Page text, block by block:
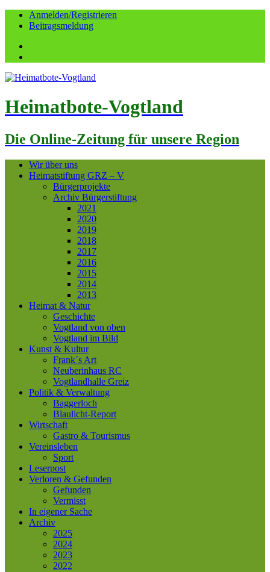
Anmelden/Registrieren
Beitragsmeldung
Heimatbote-Vogtland
Die Online-Zeitung für unsere Region
Wir über uns
Heimatstiftung GRZ – V
Bürgerprojekte
Archiv Bürgerstiftung
2021
2020
2019
2018
2017
2016
2015
2014
2013
Heimat & Natur
Geschichte
Vogtland von oben
Vogtland im Bild
Kunst & Kultur
Frank´s Art
Neuberinhaus RC
Vogtlandhalle Greiz
Politik & Verwaltung
Baggerloch
Blaulicht-Report
Wirtschaft
Gastro & Tourismus
Vereinsleben
Sport
Leserpost
Verloren & Gefunden
Gefunden
Vermisst
In eigener Sache
Archiv
2025
2024
2023
2022